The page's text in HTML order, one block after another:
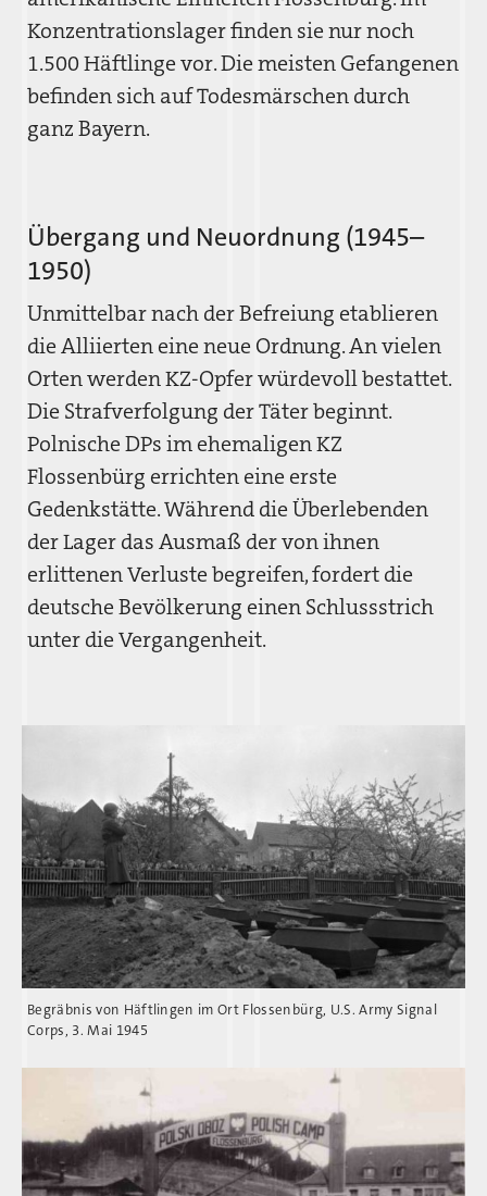
Konzentrationslager finden sie nur noch
1.500 Häftlinge vor. Die meisten Gefangenen
befinden sich auf Todesmärschen durch
ganz Bayern.
Übergang und Neuordnung (1945–
1950)
Unmittelbar nach der Befreiung etablieren
die Alliierten eine neue Ordnung. An vielen
Orten werden KZ-Opfer würdevoll bestattet.
Die Strafverfolgung der Täter beginnt.
Polnische DPs im ehemaligen KZ
Flossenbürg errichten eine erste
Gedenkstätte. Während die Überlebenden
der Lager das Ausmaß der von ihnen
erlittenen Verluste begreifen, fordert die
deutsche Bevölkerung einen Schlussstrich
unter die Vergangenheit.
Begräbnis von Häftlingen im Ort Flossenbürg, U.S. Army Signal
Corps, 3. Mai 1945